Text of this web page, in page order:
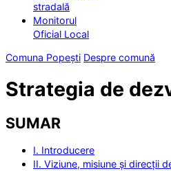
stradală
Monitorul
Oficial Local
Comuna Popești Despre comună
Strategia de
SUMAR
I. Introducere
II. Viziune, misiune și direcții